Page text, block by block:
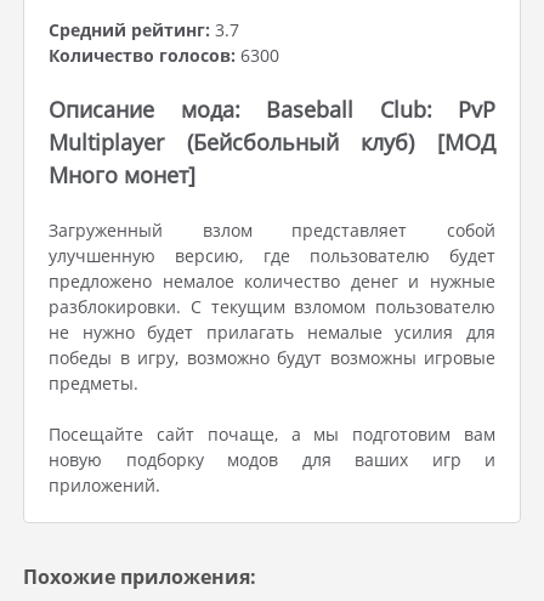
Средний рейтинг: 3.7
Количество голосов: 6300
Описание мода: Baseball Club: PvP
Multiplayer (Бейсбольный клуб) [МОД
Много монет]
Загруженный взлом представляет собой
улучшенную версию, где пользователю будет
предложено немалое количество денег и нужные
разблокировки. С текущим взломом пользователю
не нужно будет прилагать немалые усилия для
победы в игру, возможно будут возможны игровые
предметы.
Посещайте сайт почаще, а мы подготовим вам
новую подборку модов для ваших игр и
приложений.
Похожие приложения: